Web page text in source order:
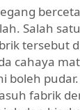
Salah
tersebut
cahaya
boleh
fabrik